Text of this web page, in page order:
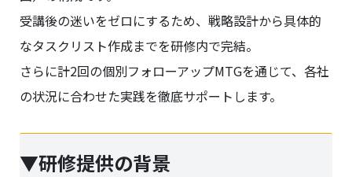
受講後の迷いをゼロにするため、戦略設計から具体的
なタスクリスト作成までを研修内で完結。
さらに計2回の個別フォローアップMTGを通じて、各社
の状況に合わせた実践を徹底サポートします。
▼研修提供の背景